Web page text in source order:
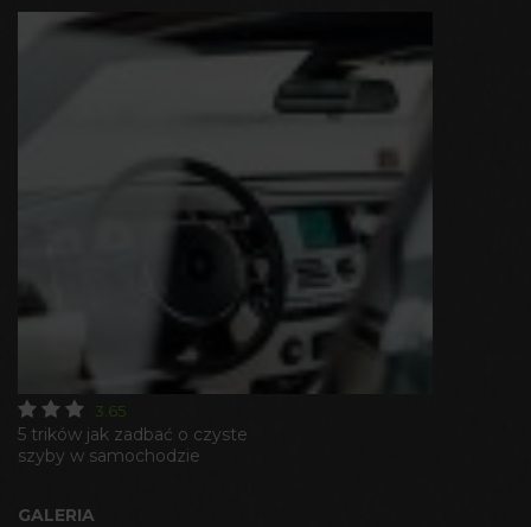
5 trików jak zadbać o czyste
szyby w samochodzie
3.65
GALERIA